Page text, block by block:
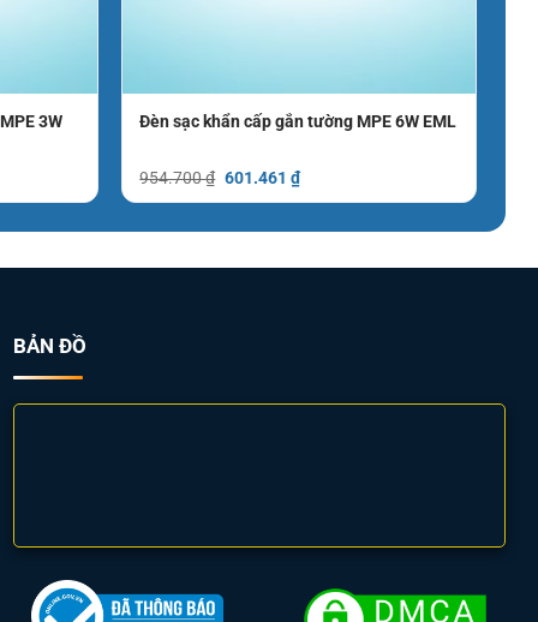
3W
Đèn sạc khẩn cấp gắn tường MPE 6W EML
954.700₫ Giá
954.700 ₫.
601.461 ₫Giá
hiện
là:
BẢN ĐỒ